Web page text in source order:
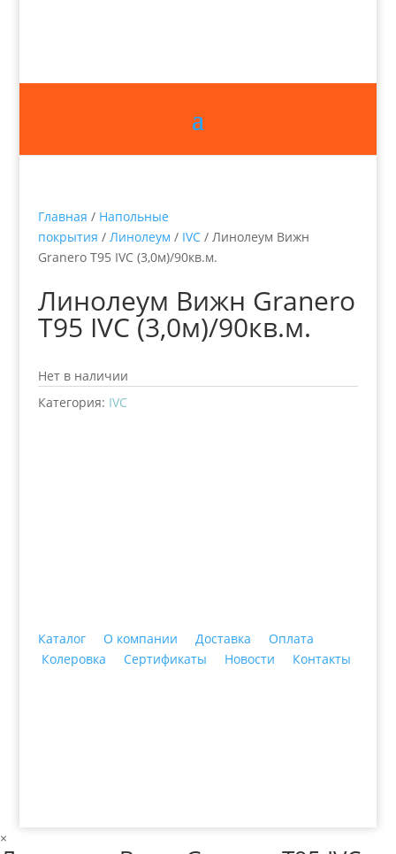
Главная / Напольные
покрытия / Линолеум / IVC/ Линолеум Вижн
Granero Т95 IVC (3,0м)/90кв.м.
Линолеум Вижн Granero
Т95 IVC (3,0м)/90кв.м.
Нет в наличии
Категория: IVC
Каталог О компании Доставка
Оплата
Колеровка
Сертификаты Новости Контакты
×